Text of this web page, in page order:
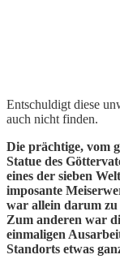
Entschuldigt diese
auch nicht finden.
Die prächtige, vom
Statue des
eines der sieben
imposante
war allein darum zu
Zum anderen war
einmaligen
Standorts etwas